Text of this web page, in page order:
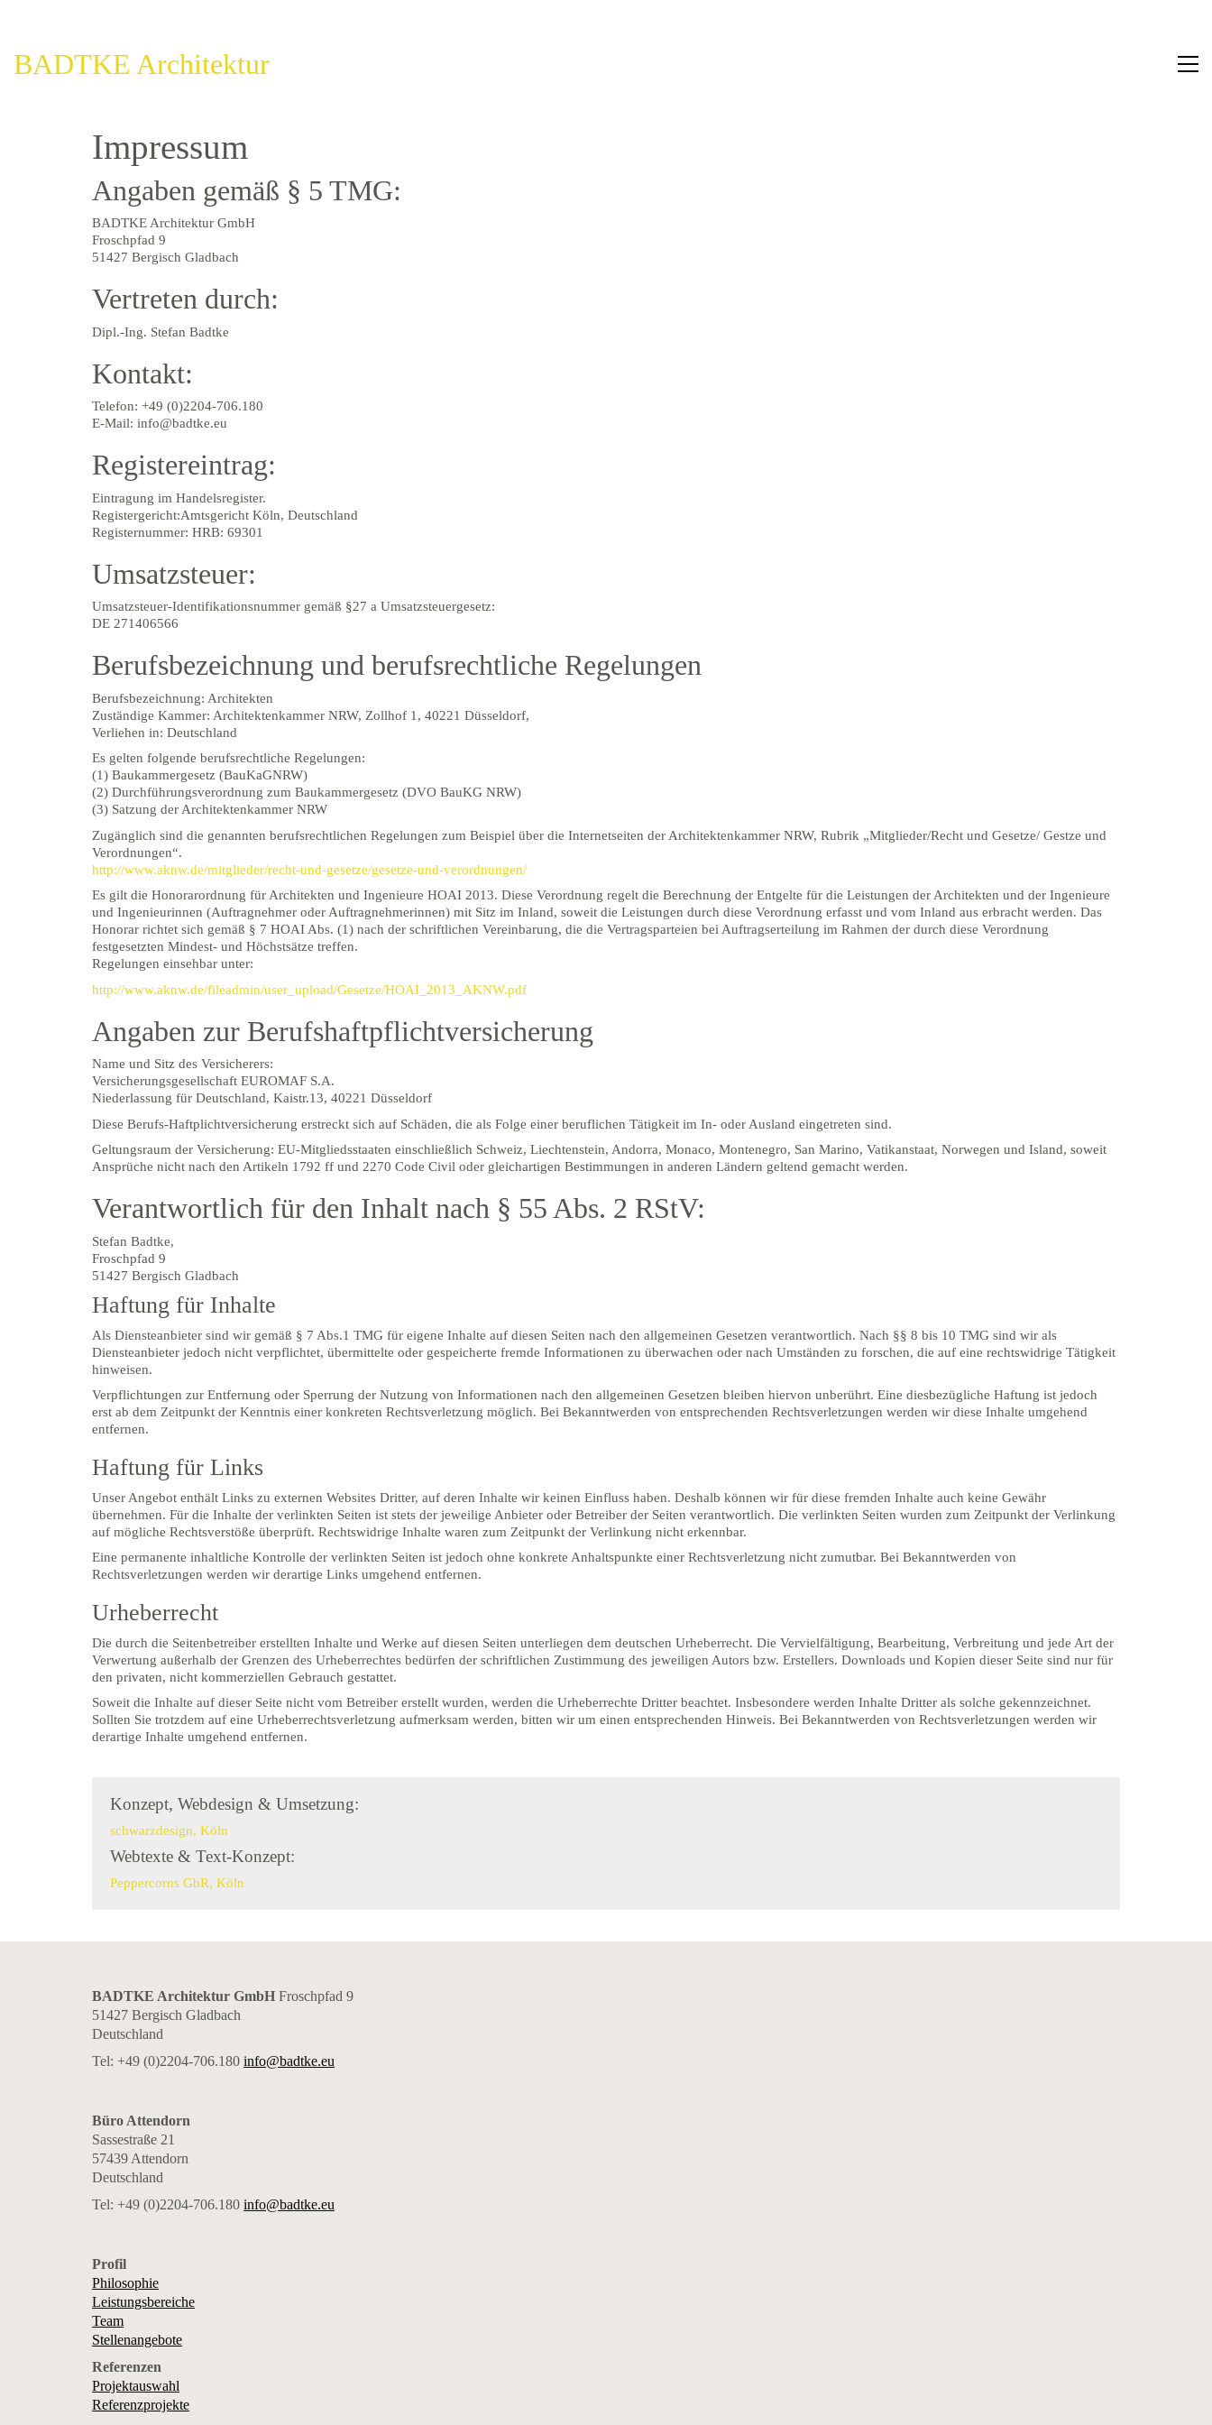
BADTKE Architektur
Impressum
Angaben gemäß § 5 TMG:
BADTKE Architektur GmbH
Froschpfad 9
51427 Bergisch Gladbach
Vertreten durch:
Dipl.-Ing. Stefan Badtke
Kontakt:
Telefon: +49 (0)2204-706.180
E-Mail: info@badtke.eu
Registereintrag:
Eintragung im Handelsregister.
Registergericht:Amtsgericht Köln, Deutschland
Registernummer: HRB: 69301
Umsatzsteuer:
Umsatzsteuer-Identifikationsnummer gemäß §27 a Umsatzsteuergesetz:
DE 271406566
Berufsbezeichnung und berufsrechtliche Regelungen
Berufsbezeichnung: Architekten
Zuständige Kammer: Architektenkammer NRW, Zollhof 1, 40221 Düsseldorf,
Verliehen in: Deutschland
Es gelten folgende berufsrechtliche Regelungen:
(1) Baukammergesetz (BauKaGNRW)
(2) Durchführungsverordnung zum Baukammergesetz (DVO BauKG NRW)
(3) Satzung der Architektenkammer NRW
Zugänglich sind die genannten berufsrechtlichen Regelungen zum Beispiel über die Internetseiten der Architektenkammer NRW, Rubrik „Mitglieder/Recht und Gesetze/ Gestze und
Verordnungen“.
http://www.aknw.de/mitglieder/recht-und-gesetze/gesetze-und-verordnungen/
Es gilt die Honorarordnung für Architekten und Ingenieure HOAI 2013. Diese Verordnung regelt die Berechnung der Entgelte für die Leistungen der Architekten und der Ingenieure
und Ingenieurinnen (Auftragnehmer oder Auftragnehmerinnen) mit Sitz im Inland, soweit die Leistungen durch diese Verordnung erfasst und vom Inland aus erbracht werden. Das
Honorar richtet sich gemäß § 7 HOAI Abs. (1) nach der schriftlichen Vereinbarung, die die Vertragsparteien bei Auftragserteilung im Rahmen der durch diese Verordnung
festgesetzten Mindest- und Höchstsätze treffen.
Regelungen einsehbar unter:
http://www.aknw.de/fileadmin/user_upload/Gesetze/HOAI_2013_AKNW.pdf
Angaben zur Berufshaftpflichtversicherung
Name und Sitz des Versicherers:
Versicherungsgesellschaft EUROMAF S.A.
Niederlassung für Deutschland, Kaistr.13, 40221 Düsseldorf
Diese Berufs-Haftplichtversicherung erstreckt sich auf Schäden, die als Folge einer beruflichen Tätigkeit im In- oder Ausland eingetreten sind.
Geltungsraum der Versicherung: EU-Mitgliedsstaaten einschließlich Schweiz, Liechtenstein, Andorra, Monaco, Montenegro, San Marino, Vatikanstaat, Norwegen und Island, soweit
Ansprüche nicht nach den Artikeln 1792 ff und 2270 Code Civil oder gleichartigen Bestimmungen in anderen Ländern geltend gemacht werden.
Verantwortlich für den Inhalt nach § 55 Abs. 2 RStV:
Stefan Badtke,
Froschpfad 9
51427 Bergisch Gladbach
Haftung für Inhalte
Als Diensteanbieter sind wir gemäß § 7 Abs.1 TMG für eigene Inhalte auf diesen Seiten nach den allgemeinen Gesetzen verantwortlich. Nach §§ 8 bis 10 TMG sind wir als
Diensteanbieter jedoch nicht verpflichtet, übermittelte oder gespeicherte fremde Informationen zu überwachen oder nach Umständen zu forschen, die auf eine rechtswidrige Tätigkeit
hinweisen.
Verpflichtungen zur Entfernung oder Sperrung der Nutzung von Informationen nach den allgemeinen Gesetzen bleiben hiervon unberührt. Eine diesbezügliche Haftung ist jedoch
erst ab dem Zeitpunkt der Kenntnis einer konkreten Rechtsverletzung möglich. Bei Bekanntwerden von entsprechenden Rechtsverletzungen werden wir diese Inhalte umgehend
entfernen.
Haftung für Links
Unser Angebot enthält Links zu externen Websites Dritter, auf deren Inhalte wir keinen Einfluss haben. Deshalb können wir für diese fremden Inhalte auch keine Gewähr
übernehmen. Für die Inhalte der verlinkten Seiten ist stets der jeweilige Anbieter oder Betreiber der Seiten verantwortlich. Die verlinkten Seiten wurden zum Zeitpunkt der Verlinkung
auf mögliche Rechtsverstöße überprüft. Rechtswidrige Inhalte waren zum Zeitpunkt der Verlinkung nicht erkennbar.
Eine permanente inhaltliche Kontrolle der verlinkten Seiten ist jedoch ohne konkrete Anhaltspunkte einer Rechtsverletzung nicht zumutbar. Bei Bekanntwerden von
Rechtsverletzungen werden wir derartige Links umgehend entfernen.
Urheberrecht
Die durch die Seitenbetreiber erstellten Inhalte und Werke auf diesen Seiten unterliegen dem deutschen Urheberrecht. Die Vervielfältigung, Bearbeitung, Verbreitung und jede Art der
Verwertung außerhalb der Grenzen des Urheberrechtes bedürfen der schriftlichen Zustimmung des jeweiligen Autors bzw. Erstellers. Downloads und Kopien dieser Seite sind nur für
den privaten, nicht kommerziellen Gebrauch gestattet.
Soweit die Inhalte auf dieser Seite nicht vom Betreiber erstellt wurden, werden die Urheberrechte Dritter beachtet. Insbesondere werden Inhalte Dritter als solche gekennzeichnet.
Sollten Sie trotzdem auf eine Urheberrechtsverletzung aufmerksam werden, bitten wir um einen entsprechenden Hinweis. Bei Bekanntwerden von Rechtsverletzungen werden wir
derartige Inhalte umgehend entfernen.
Konzept, Webdesign & Umsetzung:
schwarzdesign, Köln
Webtexte & Text-Konzept:
Peppercorns GbR, Köln
BADTKE Architektur GmbH Froschpfad 9
51427 Bergisch Gladbach
Deutschland
Tel: +49 (0)2204-706.180 info@badtke.eu
Büro Attendorn
Sassestraße 21
57439 Attendorn
Deutschland
Tel: +49 (0)2204-706.180 info@badtke.eu
Profil
Philosophie
Leistungsbereiche
Team
Stellenangebote
Referenzen
Projektauswahl
Referenzprojekte